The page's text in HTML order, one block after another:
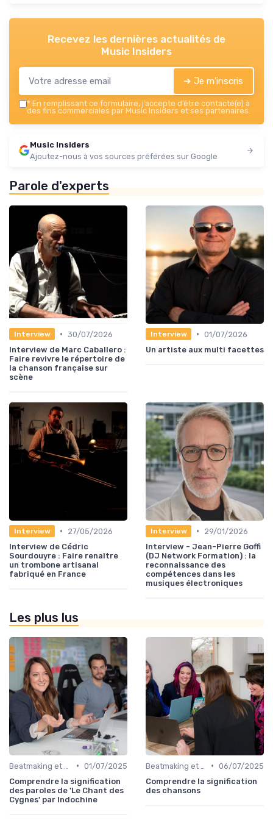
Recevez les dernières actualités de
Music Insiders
➔ Je m'inscris
* En remplissant ce formulaire, j’accepte d’être contacté(e) à
des fins commerciales par Music Insiders et ses partenaires.
Music Insiders
Ajoutez-nous à vos sources préférées sur Google
Parole d'experts
Interview • 30/07/2026
Interview de Marc Caballero :
Faire revivre le répertoire de
la chanson française sur
scène
Interview • 01/07/2026
Un artiste aux multi facettes
Interview •
27/05/2026
Interview de Cédric
Sourdouyre : Faire renaître
un trombone artisanal
fabriqué en France
Interview •
29/01/2026
Interview - Jean-Pierre Goffi
(DJ Network Formation) : la
reconnaissance des
compétences dans les
musiques électroniques
Les plus lus
• 01/07/2025
Comprendre la signification
des paroles de 'Le Chant des
Cygnes' par Indochine
• 06/07/2025
Comprendre la signification
des chansons